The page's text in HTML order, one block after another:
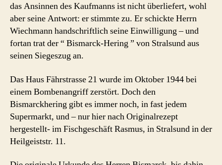
das Ansinnen des Kaufmanns ist nicht überliefert, wohl
aber seine Antwort: er stimmte zu. Er schickte Herrn
Wiechmann handschriftlich seine Einwilligung – und
fortan trat der “ Bismarck-Hering ” von Stralsund aus
seinen Siegeszug an.
Das Haus Fährstrasse 21 wurde im Oktober 1944 bei
einem Bombenangriff zerstört. Doch den
Bismarckhering gibt es immer noch, in fast jedem
Supermarkt, und – nur hier nach Originalrezept
hergestellt- im Fischgeschäft Rasmus, in Stralsund in der
Heilgeiststr. 11.